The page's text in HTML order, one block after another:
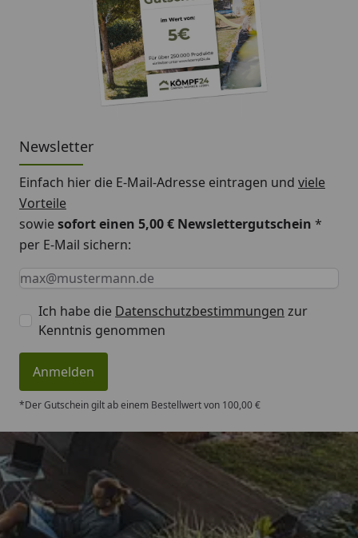
Newsletter
Einfach hier die E-Mail-Adresse eintragen und viele
Vorteile
sowiesofort einen 5,00 € Newslettergutschein *
per E-Mail sichern:
Keine Eingabe erforderlich
Eingabe erforderlich
E-Mail *
Ich habe die Datenschutzbestimmungen zur
Kenntnis genommen
Anmelden
*Der Gutschein gilt ab einem Bestellwert von 100,00 €
Trusted Shops
4,83/ 5